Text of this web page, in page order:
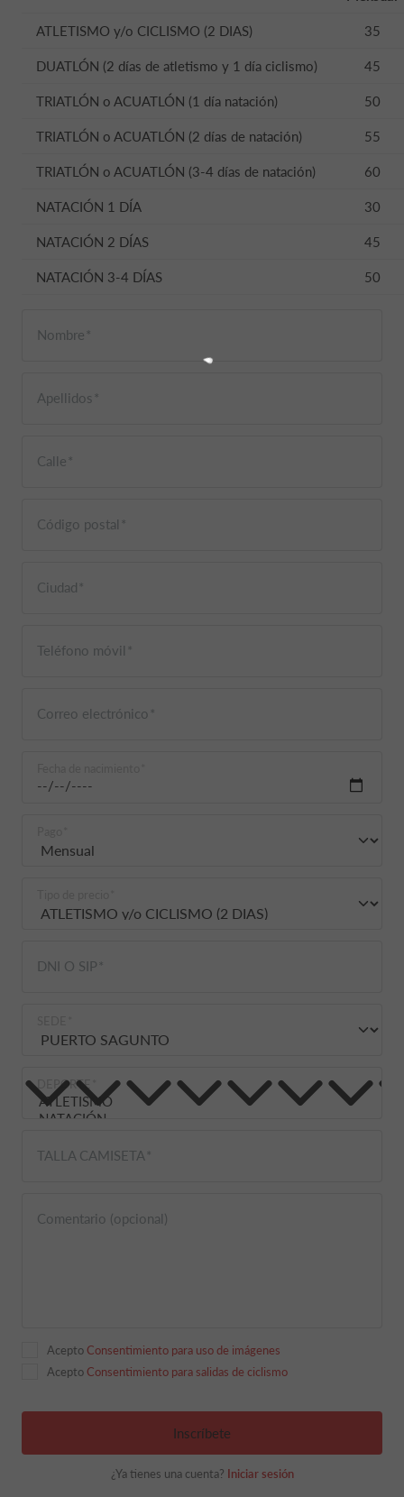
ATLETISMO y/o CICLISMO (2 DIAS) 35
DUATLÓN (2 días de atletismo y 1 día ciclismo) 45
TRIATLÓN o ACUATLÓN (1 día natación) 50
TRIATLÓN o ACUATLÓN (2 días de natación) 55
TRIATLÓN o ACUATLÓN (3-4 días de natación) 60
NATACIÓN 1 DÍA 30
NATACIÓN 2 DÍAS 45
NATACIÓN 3-4 DÍAS 50
Nombre
Apellidos
Calle
Código postal
Ciudad
Teléfono móvil
Correo electrónico
DNI O SIP
DEPORTE
TALLA CAMISETA
Comentario (opcional)
Acepto Consentimiento para uso de imágenes
Acepto Consentimiento para salidas de ciclismo
Inscríbete
¿Ya tienes una cuenta? Iniciar sesión